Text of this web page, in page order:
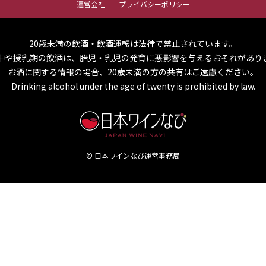
運営会社 プライバシーポリシー
20歳未満の飲酒・飲酒運転は法律で禁止されています。
や授乳期の飲酒は、胎児・乳児の発育に悪影響を与えるおそれがあり
お酒に関する情報の場合、20歳未満の方の共有はご遠慮ください。
Drinking alcohol under the age of twenty is prohibited by law.
© 日本ワインなび運営事務局